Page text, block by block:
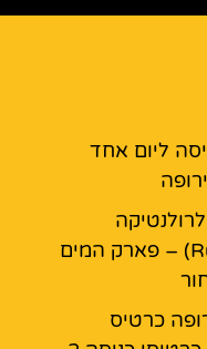
ליום אחד
(Rulantica) – פארק המים
כרטיס